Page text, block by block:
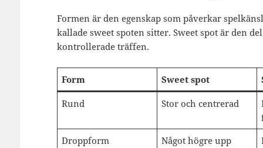
Formen är den egenskap som påverkar
kallade sweet spoten sitter. Sweet spot är den
kontrollerade träffen.
Form Sweet spot
Rund Stor och centrerad
Droppform
Något högre upp